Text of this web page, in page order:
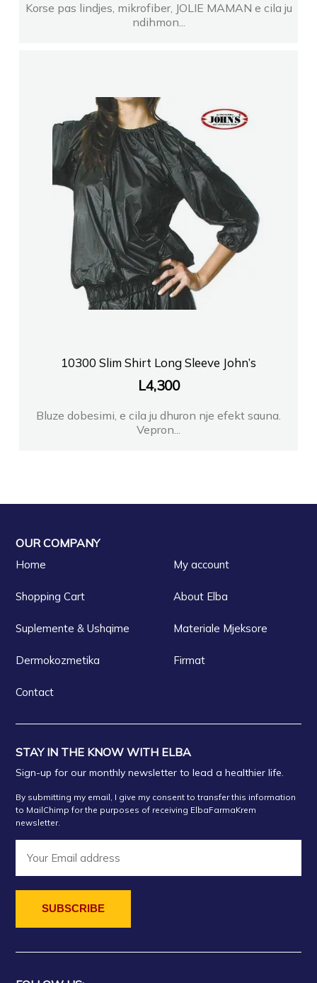
Korse pas lindjes, mikrofiber, JOLIE MAMAN e cila ju
ndihmon...
10300 Slim Shirt Long Sleeve John’s
L4,300
Bluze dobesimi, e cila ju dhuron nje efekt sauna.
Vepron...
OUR COMPANY
Home My account
Shopping Cart About Elba
Suplemente & Ushqime Materiale Mjeksore
Dermokozmetika Firmat
Contact
STAY IN THE KNOW WITH ELBA
Sign-up for our monthly newsletter to lead a healthier life.
By submitting my email, I give my consent to transfer this information
to MailChimp for the purposes of receiving ElbaFarmaKrem
newsletter.